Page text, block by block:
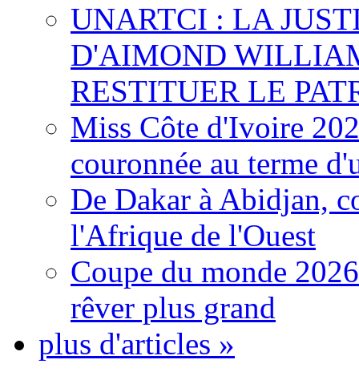
UNARTCI : LA
D'AIMOND
RESTITUER LE
Miss Côte d'Ivoire
couronnée au terme
De Dakar à Abidjan,
l'Afrique de l'Ouest
Coupe du monde
rêver plus grand
plus d'articles »